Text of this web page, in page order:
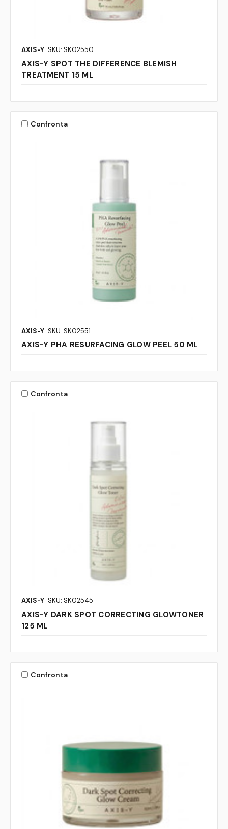
AXIS-Y SKU: SK02550
AXIS-Y SPOT THE DIFFERENCE BLEMISH
TREATMENT 15 ML
Confronta
AXIS-Y SKU: SK02551
AXIS-Y PHA RESURFACING GLOW PEEL 50 ML
Confronta
AXIS-Y SKU: SK02545
AXIS-Y DARK SPOT CORRECTING GLOWTONER
125 ML
Confronta